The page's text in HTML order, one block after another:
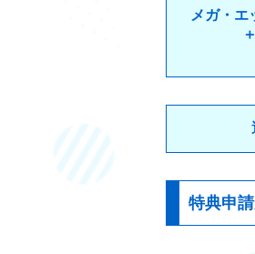
メガ・エ
特典申